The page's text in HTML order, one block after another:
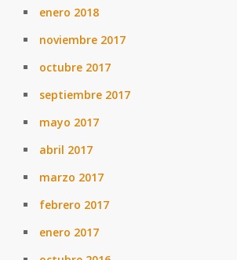
enero 2018
noviembre 2017
octubre 2017
septiembre 2017
mayo 2017
abril 2017
marzo 2017
febrero 2017
enero 2017